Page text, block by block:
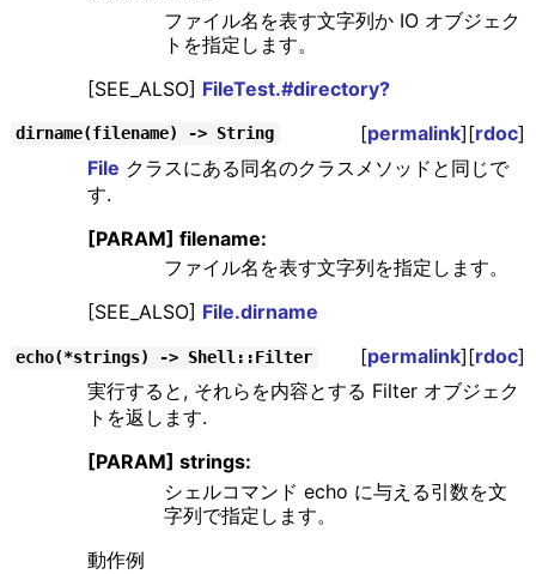
ファイル名を表す文字列か IO オブジェク
トを指定します。
[SEE_ALSO] FileTest.#directory?
dirname(filename) -> String [permalink][rdoc]
File クラスにある同名のクラスメソッドと同じで
す.
[PARAM] filename:
ファイル名を表す文字列を指定します。
[SEE_ALSO] File.dirname
echo(*strings) -> Shell::Filter [permalink][rdoc]
実行すると, それらを内容とする Filter オブジェク
トを返します.
[PARAM] strings:
シェルコマンド echo に与える引数を文
字列で指定します。
動作例